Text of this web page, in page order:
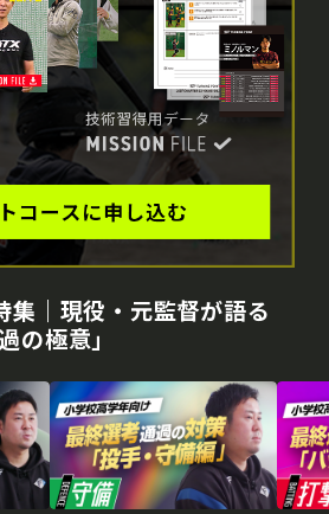
集｜現役・元監督が語る
の極意｣